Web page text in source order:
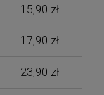
15,90 zł
17,90 zł
23,90 zł